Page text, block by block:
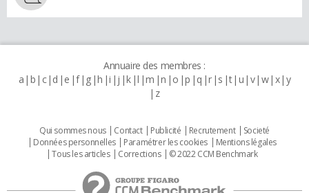
Annuaire des membres :
a b c d e f g h i j k l m n o p q r s t u v w x y
z
Qui sommes nous Contact Publicité Recrutement
Societé
Données personnelles
Paramétrer les cookies
Mentions légales
Tous les articles
Corrections © 2022 CCM Benchmark